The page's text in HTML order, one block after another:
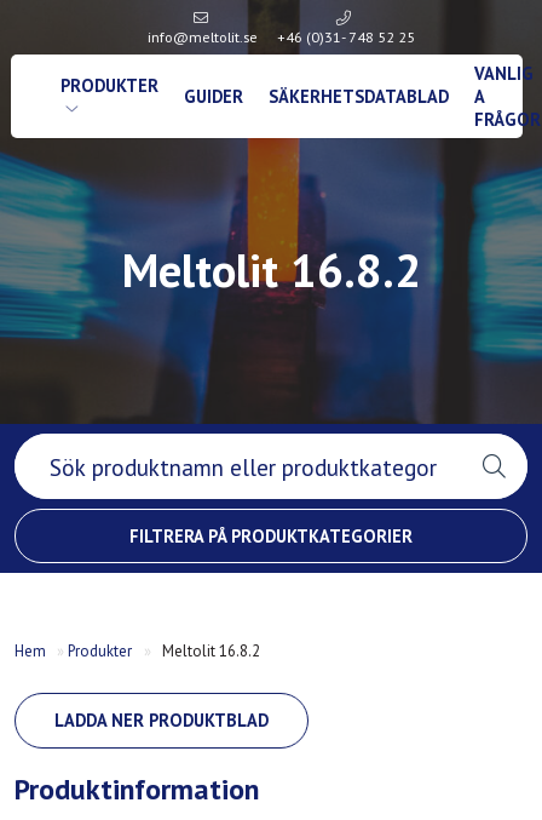
info@meltolit.se +46 (0)31- 748 52 25
PRODUKTER GUIDER SÄKERHETSDATABLAD
VANLIG
A
FRÅGOR
Meltolit 16.8.2
FILTRERA PÅ PRODUKTKATEGORIER
Hem »Produkter » Meltolit 16.8.2
LADDA NER PRODUKTBLAD
Produktinformation